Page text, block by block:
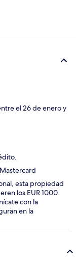
el 26 de enero y
esta propiedad
los EUR 1000.
con la
en la